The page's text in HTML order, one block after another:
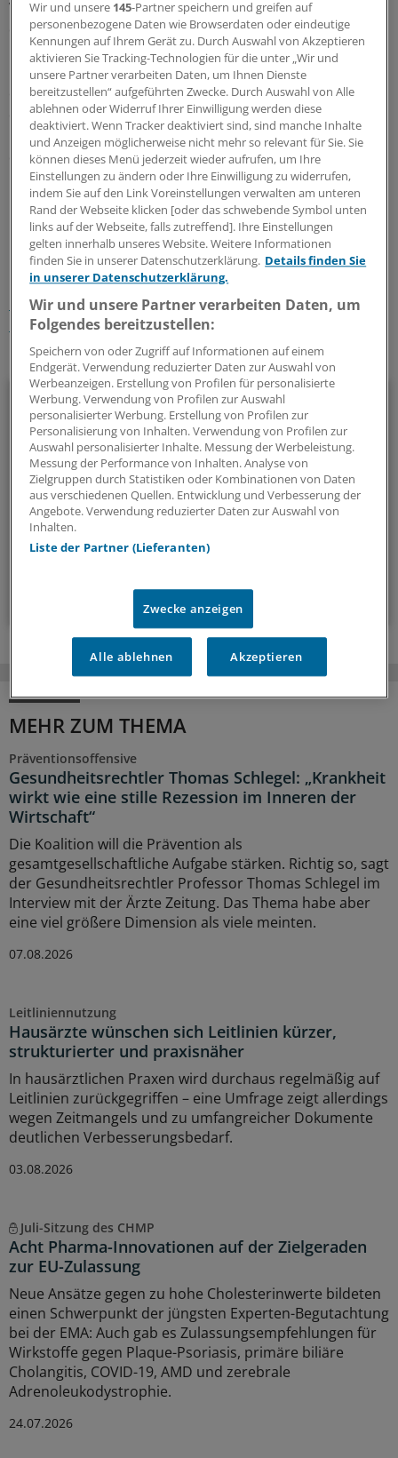
Vorteile für kombinierte Behandlungsformen, wie etwa
die Tumorablation oder die Tumorembolisation.
"Der einfache Wechsel zwischen den Modalitäten
ermöglicht optimale klinische Ergebnisse und eine
direkte Erfolgskontrolle während und nach der
Intervention", erläuterte Dr. Michael Scheuering, Leiter
der Siemens Geschäftseinheit Interventionelle
Radiologie.(cmb)
Schlagworte:
Unternehmen Medizintechnik Klinik-Management
Bayern
Ihr Newsletter zum Thema
Beruf & Alltag
Die Sonntagslektüre: Lesen Sie Wissenswertes und
Nützliches für Ihre tägliche Arbeit, lassen Sie sich von
Kolleginnen und Kollegen inspirieren - und seien Sie immer
einen Schritt voraus.
wöchentlich (Sonntag)
Zum Abonnieren bitte anmelden
MEHR ZUM THEMA
Präventionsoffensive
Gesundheitsrechtler Thomas Schlegel: „Krankheit
wirkt wie eine stille Rezession im Inneren der
Wirtschaft“
Die Koalition will die Prävention als
gesamtgesellschaftliche Aufgabe stärken. Richtig so, sagt
der Gesundheitsrechtler Professor Thomas Schlegel im
Interview mit der Ärzte Zeitung. Das Thema habe aber
eine viel größere Dimension als viele meinten.
07.08.2026
Leitliniennutzung
Hausärzte wünschen sich Leitlinien kürzer,
strukturierter und praxisnäher
In hausärztlichen Praxen wird durchaus regelmäßig auf
Leitlinien zurückgegriffen – eine Umfrage zeigt allerdings
wegen Zeitmangels und zu umfangreicher Dokumente
deutlichen Verbesserungsbedarf.
03.08.2026
Juli-Sitzung des CHMP
Acht Pharma-Innovationen auf der Zielgeraden
zur EU-Zulassung
Neue Ansätze gegen zu hohe Cholesterinwerte bildeten
einen Schwerpunkt der jüngsten Experten-Begutachtung
bei der EMA: Auch gab es Zulassungsempfehlungen für
Wirkstoffe gegen Plaque-Psoriasis, primäre biliäre
Cholangitis, COVID-19, AMD und zerebrale
Adrenoleukodystrophie.
24.07.2026
Wir und unsere 145-Partner speichern und greifen auf
personenbezogene Daten wie Browserdaten oder eindeutige
Kennungen auf Ihrem Gerät zu. Durch Auswahl von Akzeptieren
aktivieren Sie Tracking-Technologien für die unter „Wir und
unsere Partner verarbeiten Daten, um Ihnen Dienste
bereitzustellen“ aufgeführten Zwecke. Durch Auswahl von Alle
ablehnen oder Widerruf Ihrer Einwilligung werden diese
deaktiviert. Wenn Tracker deaktiviert sind, sind manche Inhalte
und Anzeigen möglicherweise nicht mehr so relevant für Sie. Sie
können dieses Menü jederzeit wieder aufrufen, um Ihre
Einstellungen zu ändern oder Ihre Einwilligung zu widerrufen,
indem Sie auf den Link Voreinstellungen verwalten am unteren
Rand der Webseite klicken [oder das schwebende Symbol unten
links auf der Webseite, falls zutreffend]. Ihre Einstellungen
gelten innerhalb unseres Website. Weitere Informationen
finden Sie in unserer Datenschutzerklärung. Details finden Sie
in unserer Datenschutzerklärung.
Wir und unsere Partner verarbeiten Daten, um
Folgendes bereitzustellen:
Speichern von oder Zugriff auf Informationen auf einem
Endgerät. Verwendung reduzierter Daten zur Auswahl von
Werbeanzeigen. Erstellung von Profilen für personalisierte
Werbung. Verwendung von Profilen zur Auswahl
personalisierter Werbung. Erstellung von Profilen zur
Personalisierung von Inhalten. Verwendung von Profilen zur
Auswahl personalisierter Inhalte. Messung der Werbeleistung.
Messung der Performance von Inhalten. Analyse von
Zielgruppen durch Statistiken oder Kombinationen von Daten
aus verschiedenen Quellen. Entwicklung und Verbesserung der
Angebote. Verwendung reduzierter Daten zur Auswahl von
Inhalten.
Liste der Partner (Lieferanten)
Zwecke anzeigen
Alle ablehnen Akzeptieren